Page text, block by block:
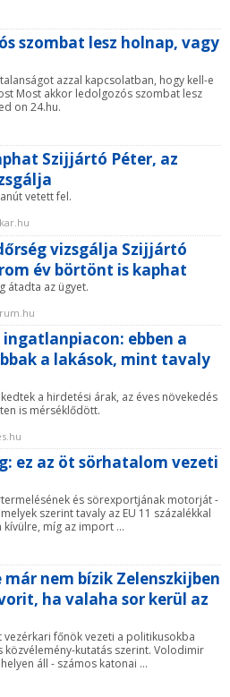
szombat lesz holnap, vagy
azzal kapcsolatban, hogy kell-e
Most akkor ledolgozós szombat lesz
on 24.hu.
Szijjártó Péter, az
vetett fel.
vizsgálja Szijjártó
év börtönt is kaphat
átadta az ügyet.
ebben a
a lakások, mint tavaly
a hirdetési árak, az éves növekedés
is mérséklődött.
ez az öt sörhatalom vezeti
és sörexportjának motorját -
szerint tavaly az EU 11 százalékkal
míg az import ...
nem bízik Zelenszkijben
ha valaha sor kerül az
főnök vezeti a politikusokba
kutatás szerint. Volodimir
áll - számos katonai ...